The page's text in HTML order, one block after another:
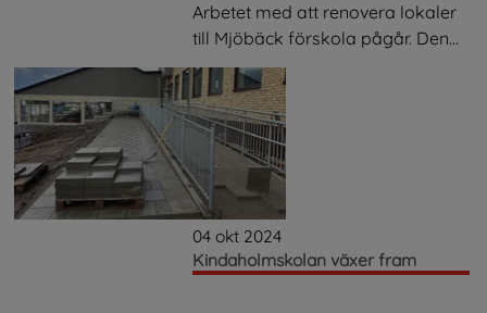
Arbetet med att renovera lokaler
till Mjöbäck förskola pågår. Den...
04 okt 2024
Kindaholmskolan växer fram